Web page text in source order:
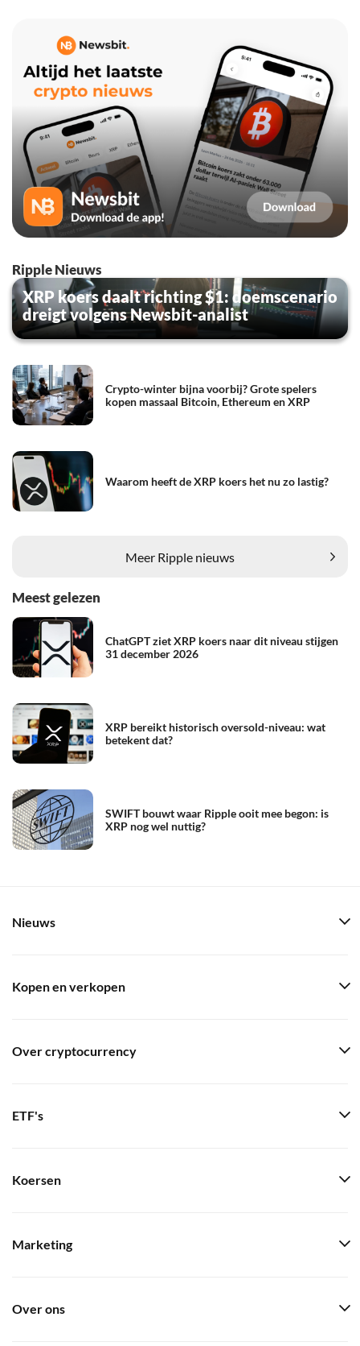
Ripple Nieuws
XRP koers daalt richting $1: doemscenario
dreigt volgens Newsbit-analist
Crypto-winter bijna voorbij? Grote spelers
kopen massaal Bitcoin, Ethereum en XRP
Waarom heeft de XRP koers het nu zo lastig?
Meer Ripple nieuws
Meest gelezen
ChatGPT ziet XRP koers naar dit niveau stijgen
31 december 2026
XRP bereikt historisch oversold-niveau: wat
betekent dat?
SWIFT bouwt waar Ripple ooit mee begon: is
XRP nog wel nuttig?
Nieuws
Kopen en verkopen
Over cryptocurrency
ETF's
Koersen
Marketing
Over ons